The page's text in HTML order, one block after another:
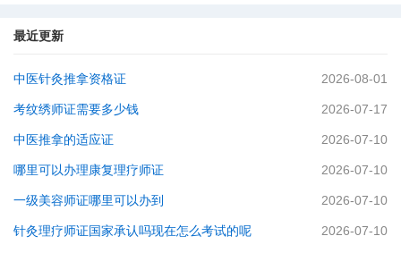
最近更新
中医针灸推拿资格证 2026-08-01
考纹绣师证需要多少钱 2026-07-17
中医推拿的适应证 2026-07-10
哪里可以办理康复理疗师证 2026-07-10
一级美容师证哪里可以办到 2026-07-10
针灸理疗师证国家承认吗现在怎么考试的呢 2026-07-10